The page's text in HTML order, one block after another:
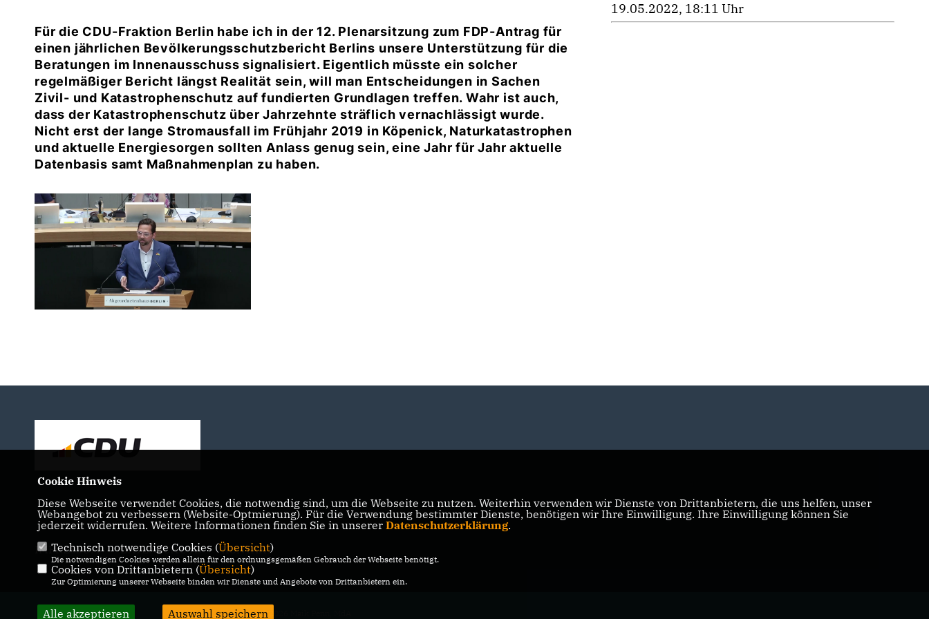
Für die CDU-Fraktion Berlin habe ich in der 12. Plenarsitzung zum FDP-Antrag für
einen jährlichen Bevölkerungsschutzbericht Berlins unsere Unterstützung für die
Beratungen im Innenausschuss signalisiert. Eigentlich müsste ein solcher
regelmäßiger Bericht längst Realität sein, will man Entscheidungen in Sachen
Zivil- und Katastrophenschutz auf fundierten Grundlagen treffen. Wahr ist auch,
dass der Katastrophenschutz über Jahrzehnte sträflich vernachlässigt wurde.
Nicht erst der lange Stromausfall im Frühjahr 2019 in Köpenick, Naturkatastrophen
und aktuelle Energiesorgen sollten Anlass genug sein, eine Jahr für Jahr aktuelle
Datenbasis samt Maßnahmenplan zu haben.
19.05.2022, 18:11 Uhr
IMPRESSUM DATENSCHUTZ KONTAKT
@2026 Maik Penn, MdA
Cookie Hinweis
Diese Webseite verwendet Cookies, die notwendig sind, um die Webseite zu nutzen. Weiterhin verwenden wir Dienste von Drittanbietern, die uns helfen, unser
Webangebot zu verbessern (Website-Optmierung). Für die Verwendung bestimmter Dienste, benötigen wir Ihre Einwilligung. Ihre Einwilligung können Sie
jederzeit widerrufen. Weitere Informationen finden Sie in unserer Datenschutzerklärung.
Technisch notwendige Cookies (Übersicht)
Die notwendigen Cookies werden allein für den ordnungsgemäßen Gebrauch der Webseite benötigt.
Cookies von Drittanbietern (Übersicht)
Zur Optimierung unserer Webseite binden wir Dienste und Angebote von Drittanbietern ein.
Alle akzeptieren Auswahl speichern